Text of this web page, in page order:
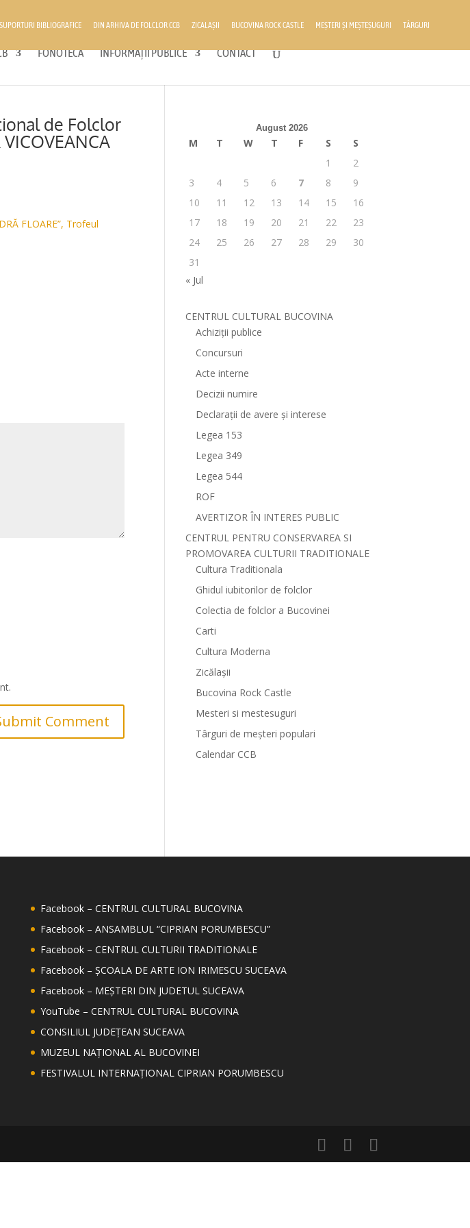
SUPORTURI BIBLIOGRAFICE DIN ARHIVA DE FOLCLOR CCB ZICALAȘII BUCOVINA ROCK CASTLE MEȘTERI ȘI MEȘTEȘUGURI
TÂRGURI
FONOTECĂ INFORMAȚII PUBLICE CONTACT
de Folclor
FLOARE”, Trofeul
August 2026
M T W T F S
S
1
2
3
4 5 6 7 8
9
10
11 12 13 14 15
16
17
18 19 20 21 22
23
24
25 26 27 28 29
30
31
« Jul
CENTRUL CULTURAL BUCOVINA
Achiziții publice
Concursuri
Acte interne
Decizii numire
Declarații de avere și interese
Legea 153
Legea 349
Legea 544
ROF
AVERTIZOR ÎN INTERES PUBLIC
CENTRUL PENTRU CONSERVAREA SI
PROMOVAREA CULTURII TRADITIONALE
Cultura Traditionala
Ghidul iubitorilor de folclor
Colectia de folclor a Bucovinei
Carti
Cultura Moderna
Zicălașii
Bucovina Rock Castle
Mesteri si mestesuguri
Târguri de meșteri populari
Calendar CCB
Facebook – CENTRUL CULTURAL BUCOVINA
Facebook – ANSAMBLUL “CIPRIAN PORUMBESCU”
Facebook – CENTRUL CULTURII TRADITIONALE
Facebook – ȘCOALA DE ARTE ION IRIMESCU SUCEAVA
Facebook – MEȘTERI DIN JUDETUL SUCEAVA
YouTube – CENTRUL CULTURAL BUCOVINA
CONSILIUL JUDEȚEAN SUCEAVA
MUZEUL NAȚIONAL AL BUCOVINEI
FESTIVALUL INTERNAȚIONAL CIPRIAN PORUMBESCU